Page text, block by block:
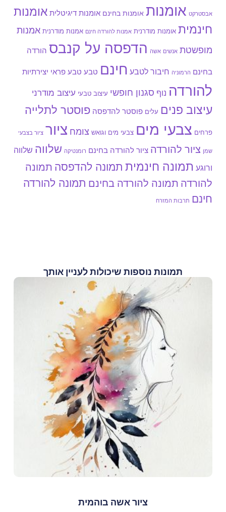
אבסטרקט אומנות אומנות בחינם אומנות דיגיטלית אומנות
חינמית אומנות מודרנית אמנות להורדה חינם אמנות מודרנית אמנות
מופשטת אנשים אשה הדפסה על קנבס הורדה
בחינם הרמוניה חיבור לטבע חינם טבע טבע פראי יצירתיות
להורדה נוף סגנון חופשי עיצוב טבעי עיצוב מודרני
עיצוב פנים עלים פוסטר להדפסה פוסטר לתלייה
פרחים צבעי מים צבעי מים וגואש צומח ציור ציור בצבעי
שמן ציור להורדה ציור להורדה בחינם רומנטיקה שלווה שלווה
ורוגע תמונה חינמית תמונה להדפסה תמונה
להורדה תמונה להורדה בחינם תמונה להורדה
חינם תרבות המזרח
תמונות נוספות שיכולות לעניין אותך
ציור אשה בוהמית